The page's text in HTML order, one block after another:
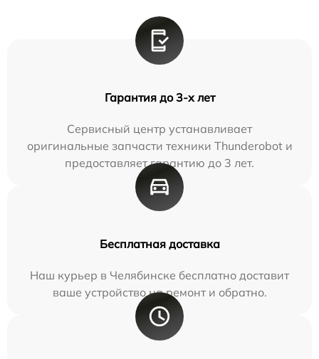
Гарантия до 3-х лет
Сервисный центр устанавливает
оригинальные запчасти техники Thunderobot и
предоставляет гарантию до 3 лет.
Бесплатная доставка
Наш курьер в Челябинске бесплатно доставит
ваше устройство на ремонт и обратно.